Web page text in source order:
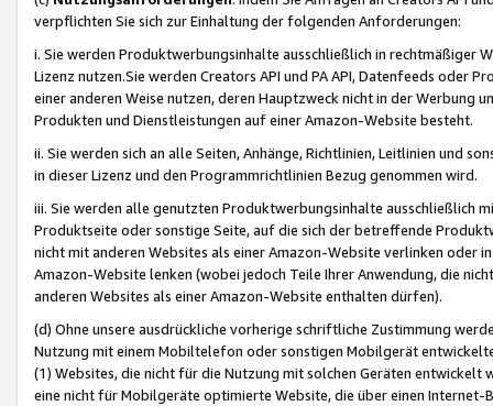
verpflichten Sie sich zur Einhaltung der folgenden Anforderungen:
i. Sie werden Produktwerbungsinhalte ausschließlich in rechtmäßiger
Lizenz nutzen.Sie werden Creators API und PA API, Datenfeeds oder
einer anderen Weise nutzen, deren Hauptzweck nicht in der Werbung
Produkten und Dienstleistungen auf einer Amazon-Website besteht.
ii. Sie werden sich an alle Seiten, Anhänge, Richtlinien, Leitlinien und
in dieser Lizenz und den Programmrichtlinien Bezug genommen wird.
iii. Sie werden alle genutzten Produktwerbungsinhalte ausschließlich
Produktseite oder sonstige Seite, auf die sich der betreffende
nicht mit anderen Websites als einer Amazon-Website verlinken oder
Amazon-Website lenken (wobei jedoch Teile Ihrer Anwendung, die
anderen Websites als einer Amazon-Website enthalten dürfen).
(d) Ohne unsere ausdrückliche vorherige schriftliche Zustimmung
Nutzung mit einem Mobiltelefon oder sonstigen Mobilgerät
(1) Websites, die nicht für die Nutzung mit solchen Geräten
eine nicht für Mobilgeräte optimierte Website, die über einen